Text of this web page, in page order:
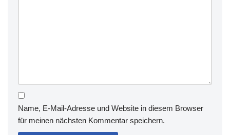
Name, E-Mail-Adresse und Website in diesem Browser
für meinen nächsten Kommentar speichern.